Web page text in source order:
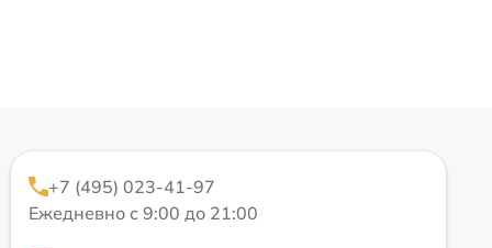
+7 (495) 023-41-97
Ежедневно с 9:00 до 21:00